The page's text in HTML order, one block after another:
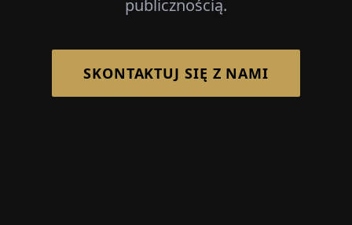
publicznością.
SKONTAKTUJ SIĘ Z NAMI